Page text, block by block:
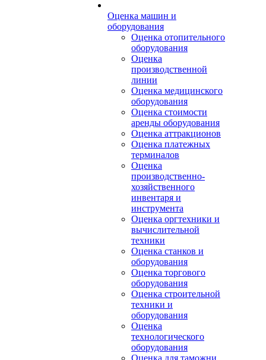
Оценка машин и
оборудования
Оценка отопительного
оборудования
Оценка
производственной
линии
Оценка медицинского
оборудования
Оценка стоимости
аренды оборудования
Оценка аттракционов
Оценка платежных
терминалов
Оценка
производственно-
хозяйственного
инвентаря и
инструмента
Оценка оргтехники и
вычислительной
техники
Оценка станков и
оборудования
Оценка торгового
оборудования
Оценка строительной
техники и
оборудования
Оценка
технологического
оборудования
Оценка для таможни